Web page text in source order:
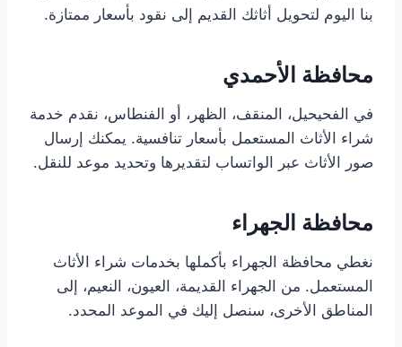
بنا اليوم لتحويل أثاثك القديم إلى نقود بأسعار ممتازة.
محافظة الأحمدي
في الفحيحيل، المنقف، الظهر، أو الفنطاس، نقدم خدمة
شراء الأثاث المستعمل بأسعار تنافسية. يمكنك إرسال
صور الأثاث عبر الواتساب لتقديرها وتحديد موعد للنقل.
محافظة الجهراء
نغطي محافظة الجهراء بأكملها بخدمات شراء الأثاث
المستعمل. من الجهراء القديمة، العيون، النعيم، إلى
المناطق الأخرى، سنصل إليك في الموعد المحدد.